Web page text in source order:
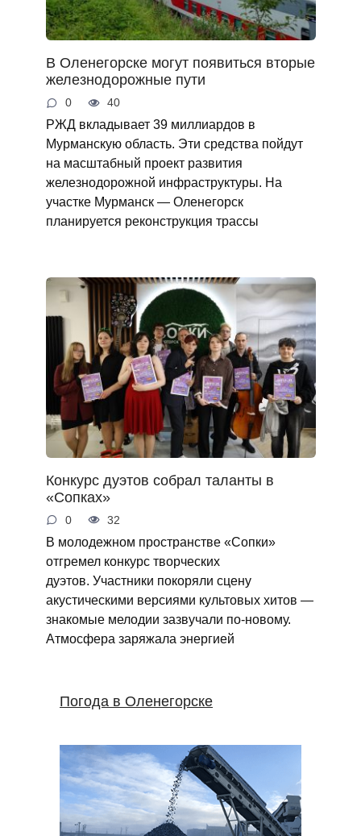
В Оленегорске могут появиться вторые
железнодорожные пути
0 40
РЖД вкладывает 39 миллиардов в
Мурманскую область. Эти средства пойдут
на масштабный проект развития
железнодорожной инфраструктуры. На
участке Мурманск — Оленегорск
планируется реконструкция трассы
Конкурс дуэтов собрал таланты в
«Сопках»
0 32
В молодежном пространстве «Сопки»
отгремел конкурс творческих
дуэтов. Участники покоряли сцену
акустическими версиями культовых хитов —
знакомые мелодии зазвучали по‑новому.
Атмосфера заряжала энергией
Погода в Оленегорске